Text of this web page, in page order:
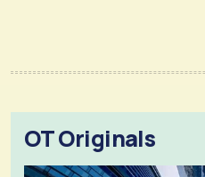
OT Originals